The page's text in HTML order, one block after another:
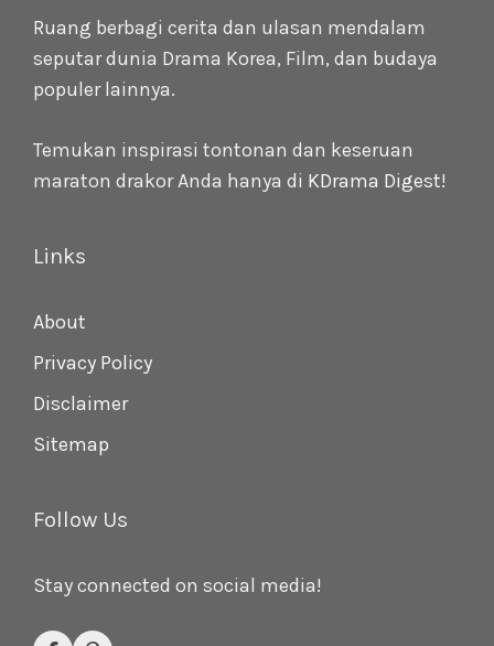
Ruang berbagi cerita dan ulasan mendalam
seputar dunia Drama Korea, Film, dan budaya
populer lainnya.
Temukan inspirasi tontonan dan keseruan
maraton drakor Anda hanya di KDrama Digest!
Links
About
Privacy Policy
Disclaimer
Sitemap
Follow Us
Stay connected on social media!